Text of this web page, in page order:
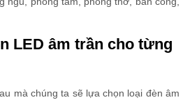
LED âm trần cho từng
mà chúng ta sẽ lựa chọn loại đèn âm